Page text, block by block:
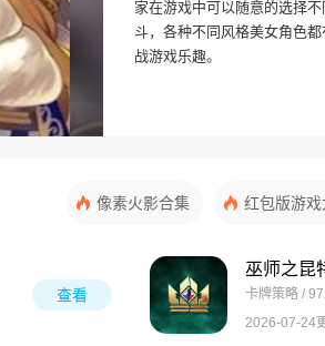
家在游戏中可以随意的选择
斗，各种不同风格美女角色
战游戏乐趣。
像素火影合集 红包版游戏
查看
巫师之昆
卡牌策略 /
2026-07-24